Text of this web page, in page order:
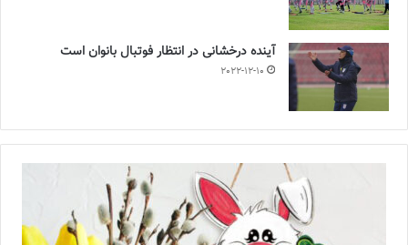
آینده درخشانی در انتظار فوتبال بانوان است
2022-12-10